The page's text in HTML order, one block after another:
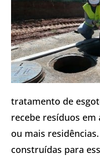
tratamento de
recebe resíduos
ou mais
construídas para